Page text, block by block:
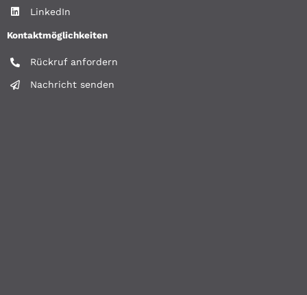
LinkedIn
Kontaktmöglichkeiten
Rückruf anfordern
Nachricht senden